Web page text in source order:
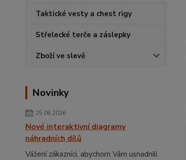
Taktické vesty a chest rigy
Střelecké terče a záslepky
Zboží ve slevě
Novinky
25.06.2026
Nové interaktivní diagramy
náhradních dílů
Vážení zákazníci, abychom Vám usnadnili